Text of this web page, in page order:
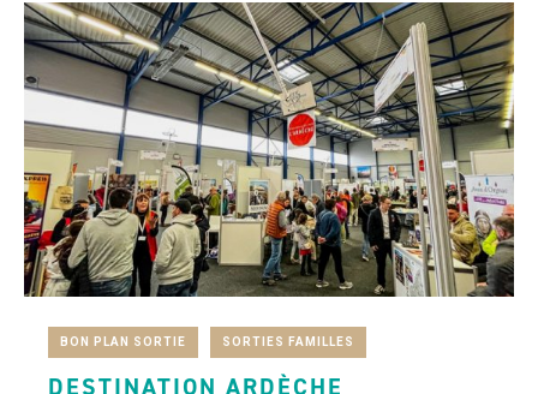
BON PLAN SORTIE SORTIES FAMILLES
DESTINATION ARDÈCHE